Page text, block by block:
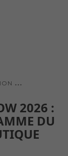
...
2026 :
DU